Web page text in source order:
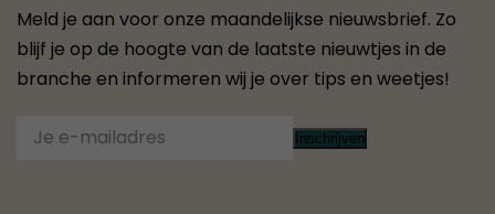
Meld je aan voor onze maandelijkse nieuwsbrief. Zo
blijf je op de hoogte van de laatste nieuwtjes in de
branche en informeren wij je over tips en weetjes!
Inschrijven